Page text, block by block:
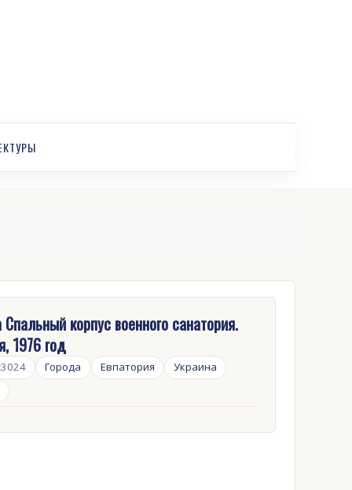
корпус военного санатория.
1976 год
3024 Города Евпатория Украина